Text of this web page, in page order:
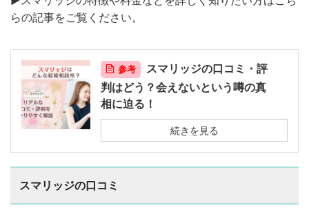
らの記事をご覧ください。
参考
スマリッジの口コミ・評
判はどう？会えないという噂の真
相に迫る！
続きを見る
スマリッジの口コミ